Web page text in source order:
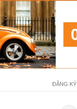
ĐĂNG KÝ